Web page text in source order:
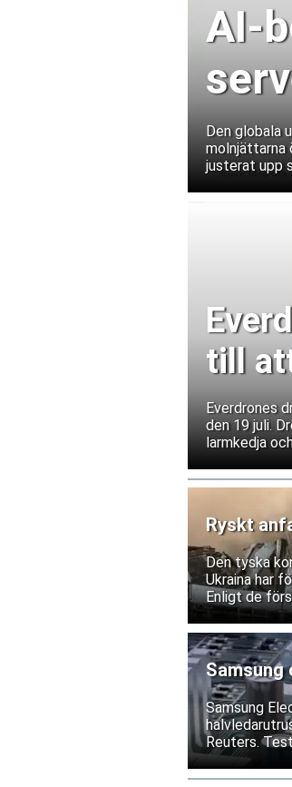
AI-
Den
molnjättarna
justerat upp
till
Everdrones
den 19 juli.
larmkedja
Ryskt
Den tyska
Ukraina har
Enligt de
Samsung
Samsung
Reuters.
bolagen